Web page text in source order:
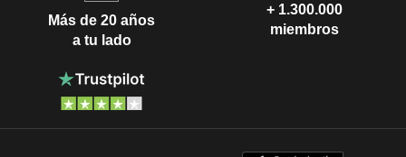
Más de 20 años
a tu lado
+ 1.300.000
miembros